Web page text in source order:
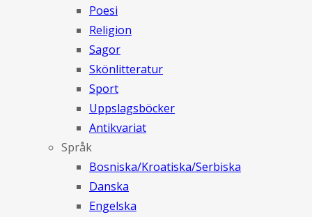
Poesi
Religion
Sagor
Skönlitteratur
Sport
Uppslagsböcker
Antikvariat
Språk
Bosniska/Kroatiska/Serbiska
Danska
Engelska